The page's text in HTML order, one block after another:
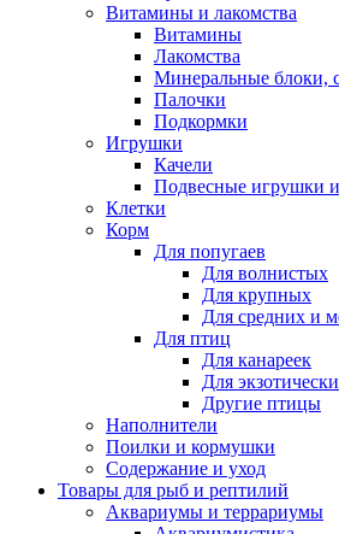
Витамины и лакомства
Витамины
Лакомства
Минеральные блоки,
Палочки
Подкормки
Игрушки
Качели
Подвесные игрушки
Клетки
Корм
Для попугаев
Для волнистых
Для крупных
Для средних и
Для птиц
Для канареек
Для
Другие птицы
Наполнители
Поилки и кормушки
Содержание и уход
Товары для рыб и рептилий
Аквариумы и террариумы